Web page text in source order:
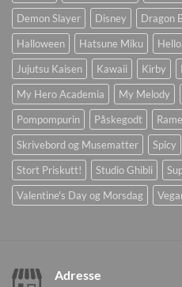
Demon Slayer
Disney Dragon
Halloween
Hatsune Miku
Jujutsu Kaisen
Kawaii Kirby
My Hero Academia
My Melody
Pompompurin
Påskegodt
Skrivebord og Musematter
Spicy
Stort Priskutt!
Studio Ghibli
Valentine's Day og Morsdag
Adresse